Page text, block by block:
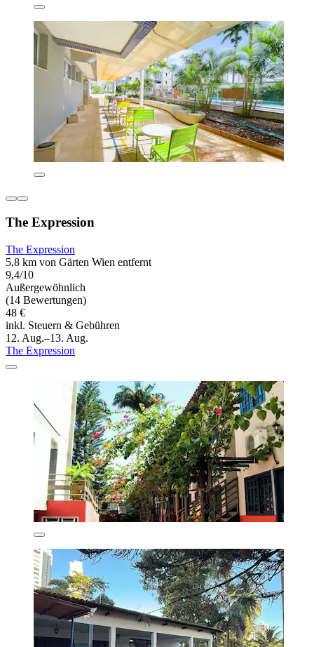
The Expression
The Expression
5,8 km von Gärten Wien entfernt
9,4/10
Außergewöhnlich
(14 Bewertungen)
48 €
inkl. Steuern & Gebühren
12. Aug.–13. Aug.
The Expression